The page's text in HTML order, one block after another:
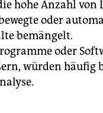
hohe Anzahl von
oder
bemängelt.
oder
würden häufig